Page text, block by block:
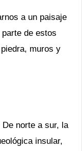
a un paisaje
de estos
muros y
norte a sur, la
insular,